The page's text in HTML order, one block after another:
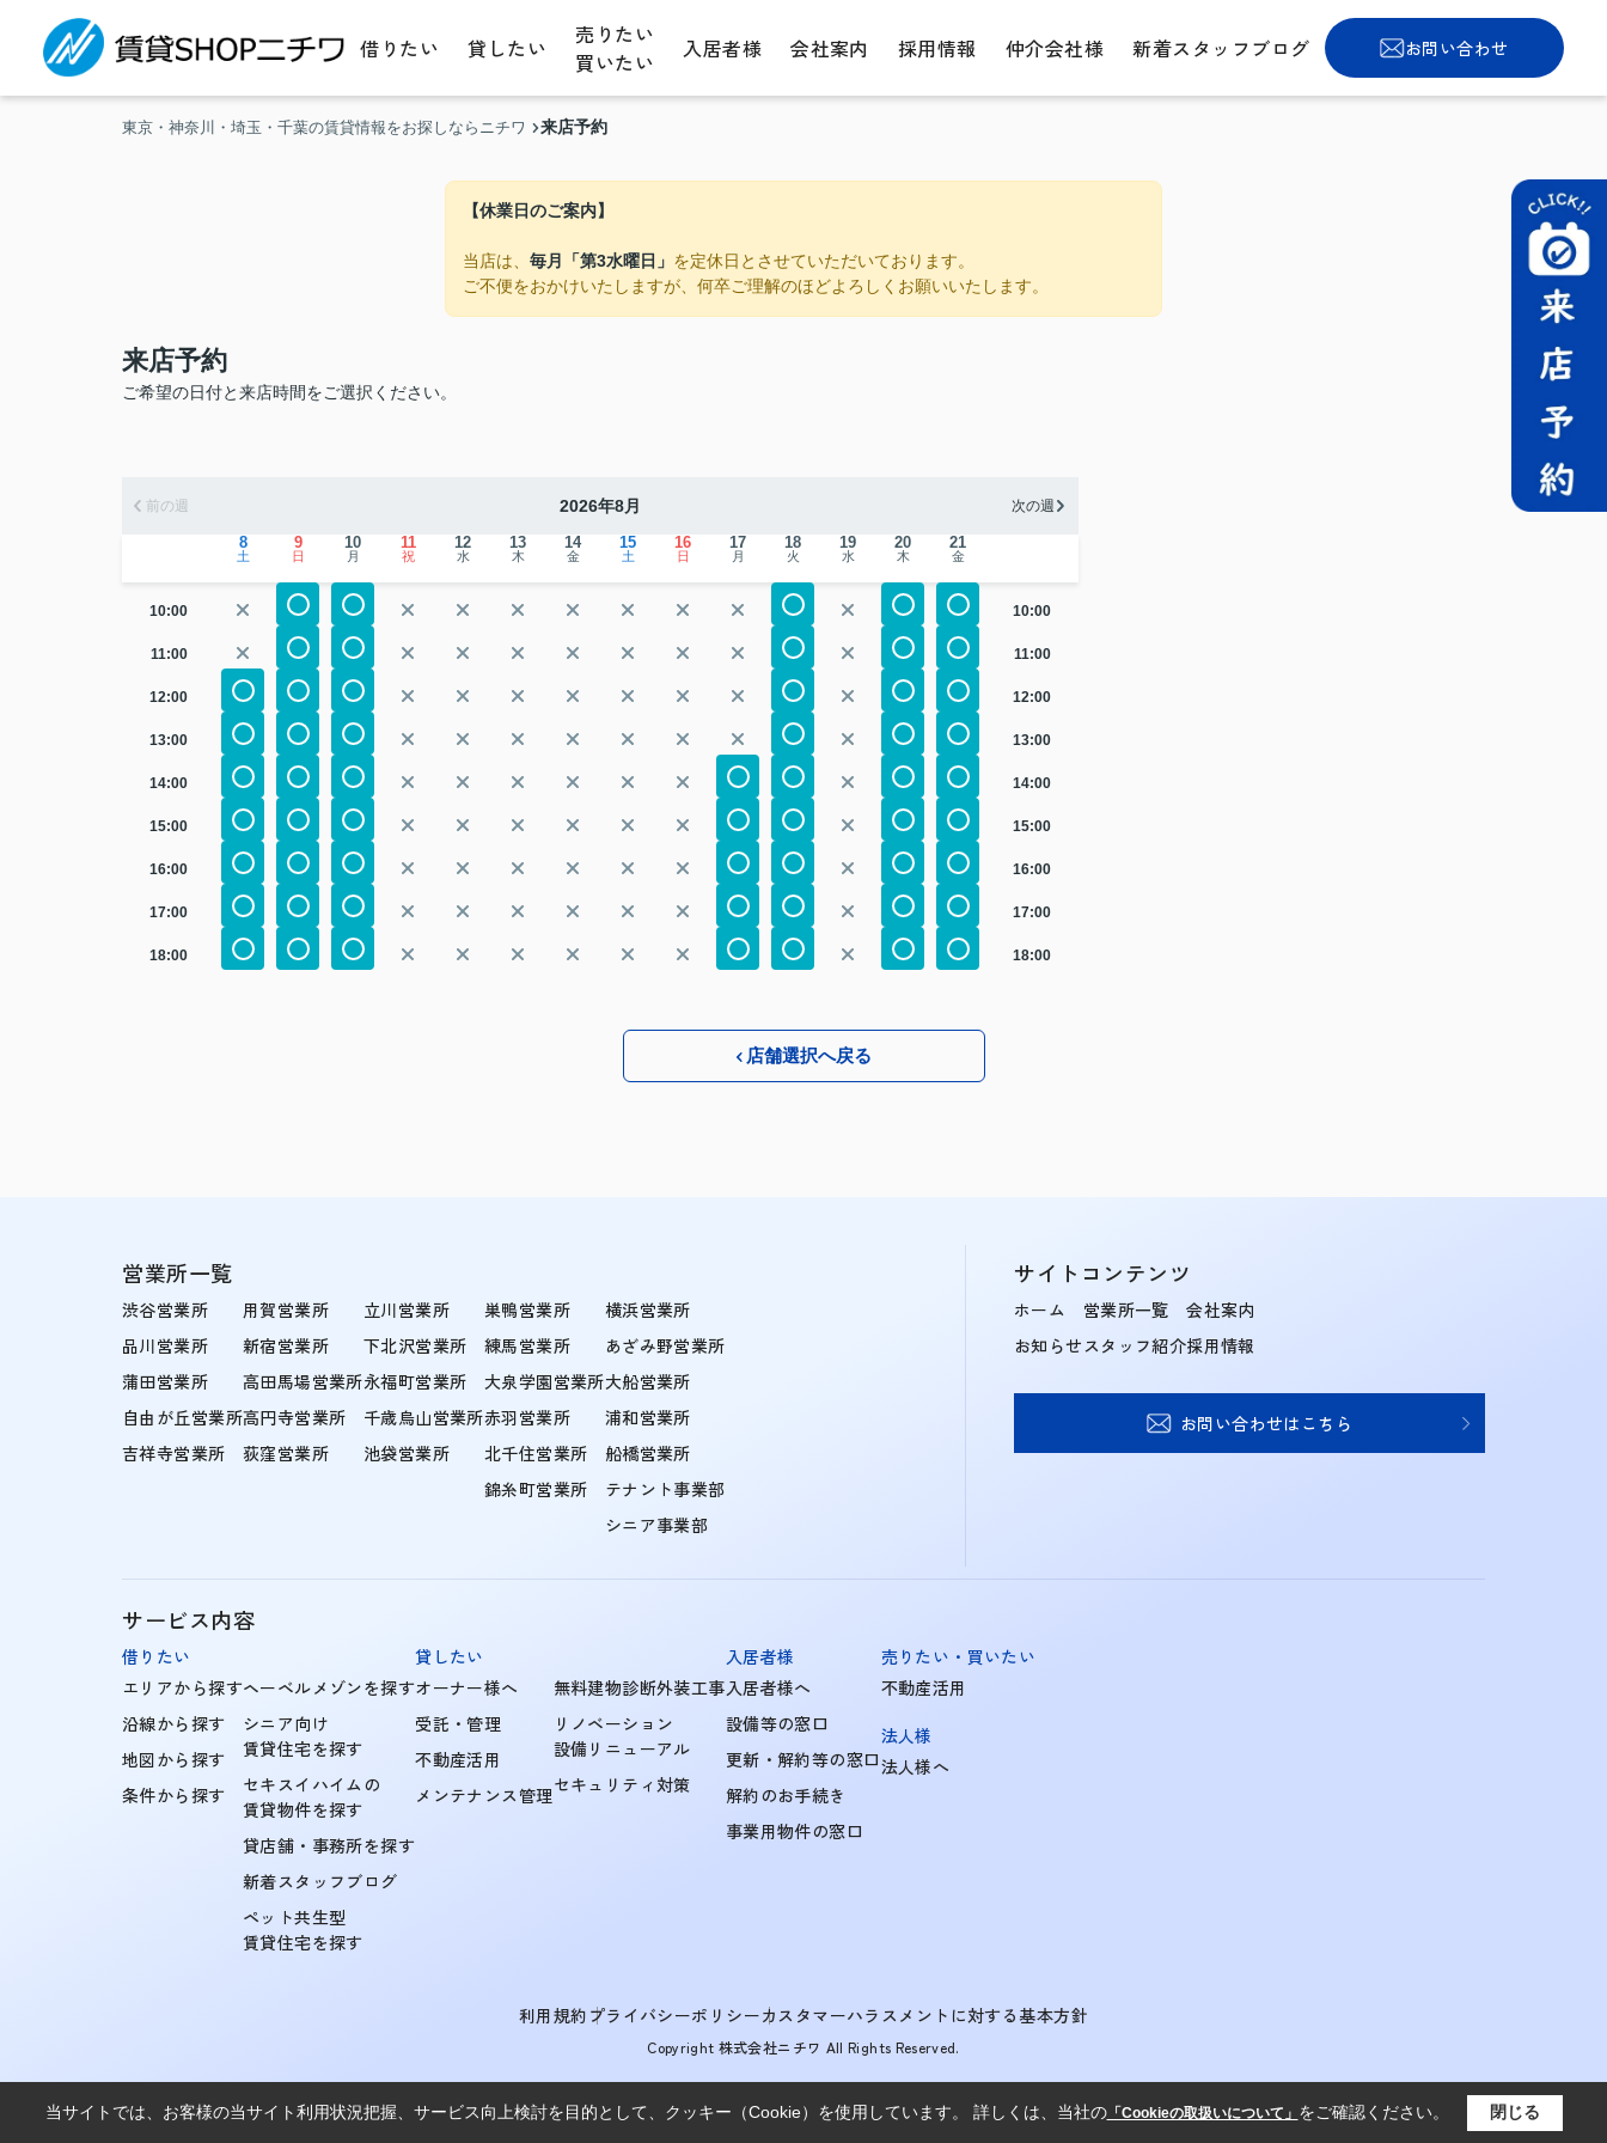
借りたい 貸したい
売りたい
買いたい
入居者様 会社案内 採用情報 仲介会社様 新着スタッフブログ お問い合わせ
東京・神奈川・埼玉・千葉の賃貸情報をお探しならニチワ 来店予約
【休業日のご案内】
当店は、 毎月「第3水曜日」 を定休日とさせていただいております。
ご不便をおかけいたしますが、何卒ご理解のほどよろしくお願いいたします。
来店予約
ご希望の日付と来店時間をご選択ください。
前の週 2026年8月 次の週
8
土
9
日
10
月
11
祝
12
水
13
木
14
金
15
土
16
日
17
月
18
火
19
水
20
木
21
金
10:00 10:00
11:00 11:00
12:00 12:00
13:00 13:00
14:00 14:00
15:00 15:00
16:00 16:00
17:00 17:00
18:00 18:00
店舗選択へ戻る
営業所一覧
渋谷営業所
品川営業所
蒲田営業所
自由が丘営業所
吉祥寺営業所
用賀営業所
新宿営業所
高田馬場営業所
高円寺営業所
荻窪営業所
立川営業所
下北沢営業所
永福町営業所
千歳烏山営業所
池袋営業所
巣鴨営業所
練馬営業所
大泉学園営業所
赤羽営業所
北千住営業所
錦糸町営業所
横浜営業所
あざみ野営業所
大船営業所
浦和営業所
船橋営業所
テナント事業部
シニア事業部
サイトコンテンツ
ホーム
お知らせ
営業所一覧
スタッフ紹介
会社案内
採用情報
お問い合わせはこちら
サービス内容
借りたい
エリアから探す
沿線から探す
地図から探す
条件から探す
ヘーベルメゾンを探す
シニア向け
賃貸住宅を探す
セキスイハイムの
賃貸物件を探す
貸店舗・事務所を探す
新着スタッフブログ
ペット共生型
賃貸住宅を探す
貸したい
オーナー様へ
受託・管理
不動産活用
メンテナンス管理
無料建物診断外装工事
リノベーション
設備リニューアル
セキュリティ対策
入居者様
入居者様へ
設備等の窓口
更新・解約等の窓口
解約のお手続き
事業用物件の窓口
売りたい・買いたい
不動産活用
法人様
法人様へ
利用規約 プライバシーポリシーカスタマーハラスメントに対する基本方針
Copyright 株式会社ニチワ All Rights Reserved.
当サイトでは、お客様の当サイト利用状況把握、サービス向上検討を目的として、クッキー（Cookie）を使用しています。 詳しくは、当社の「Cookieの取扱いについて」 をご確認ください。 閉じる